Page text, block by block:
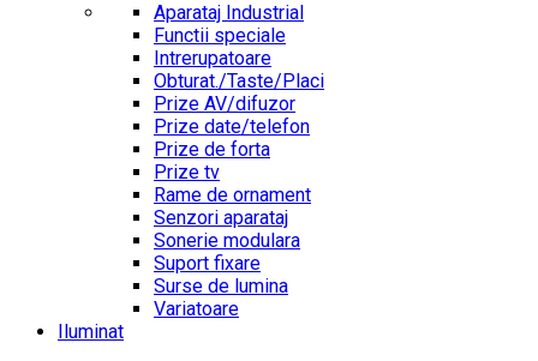
Aparataj Industrial
Functii speciale
Intrerupatoare
Obturat./Taste/Placi
Prize AV/difuzor
Prize date/telefon
Prize de forta
Prize tv
Rame de ornament
Senzori aparataj
Sonerie modulara
Suport fixare
Surse de lumina
Variatoare
Iluminat